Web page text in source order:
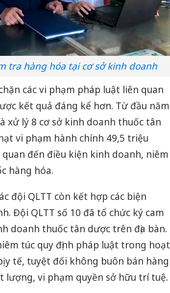
tra hàng hóa tại cơ sở kinh doanh
các vi phạm pháp luật liên quan
kết quả đáng kể hơn. Từ đầu năm
xử lý 8 cơ sở kinh doanh thuốc tân
vi phạm hành chính 49,5 triệu
đến điều kiện kinh doanh, niêm
hàng hóa.
đội QLTT còn kết hợp các biện
Đội QLTT số 10 đã tổ chức ký cam
doanh thuốc tân dược trên địa bàn.
túc quy định pháp luật trong hoạt
tế, tuyệt đối không buôn bán hàng
lượng, vi phạm quyền sở hữu trí tuệ.